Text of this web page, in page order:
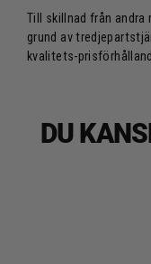
Till skillnad från andra
grund av
kvalitets-
DU